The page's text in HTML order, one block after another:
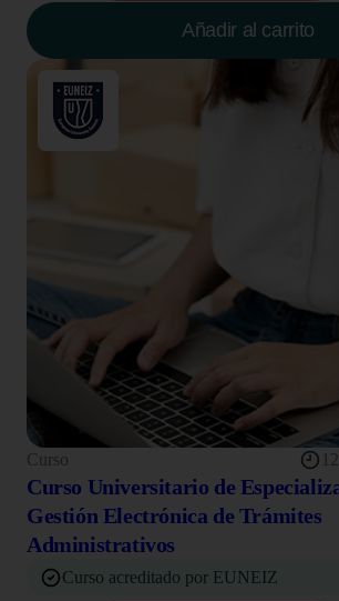
Añadir al carrito
Curso
Curso Universitario de
Gestión Electrónica de Trámites
Administrativos
Curso acreditado por EUNEIZ